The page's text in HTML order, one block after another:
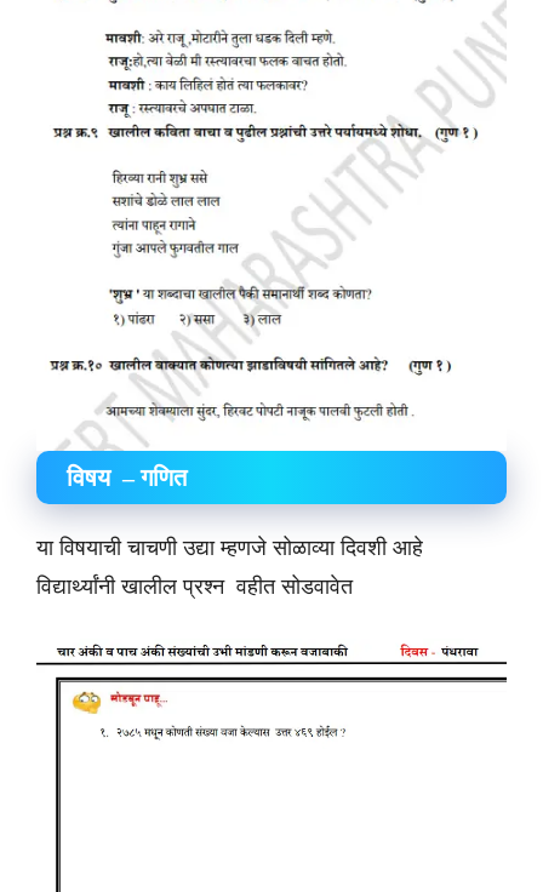
विषय – गणित
या विषयाची चाचणी उद्या म्हणजे सोळाव्या दिवशी आहे
विद्यार्थ्यांनी खालील प्रश्न वहीत सोडवावेत